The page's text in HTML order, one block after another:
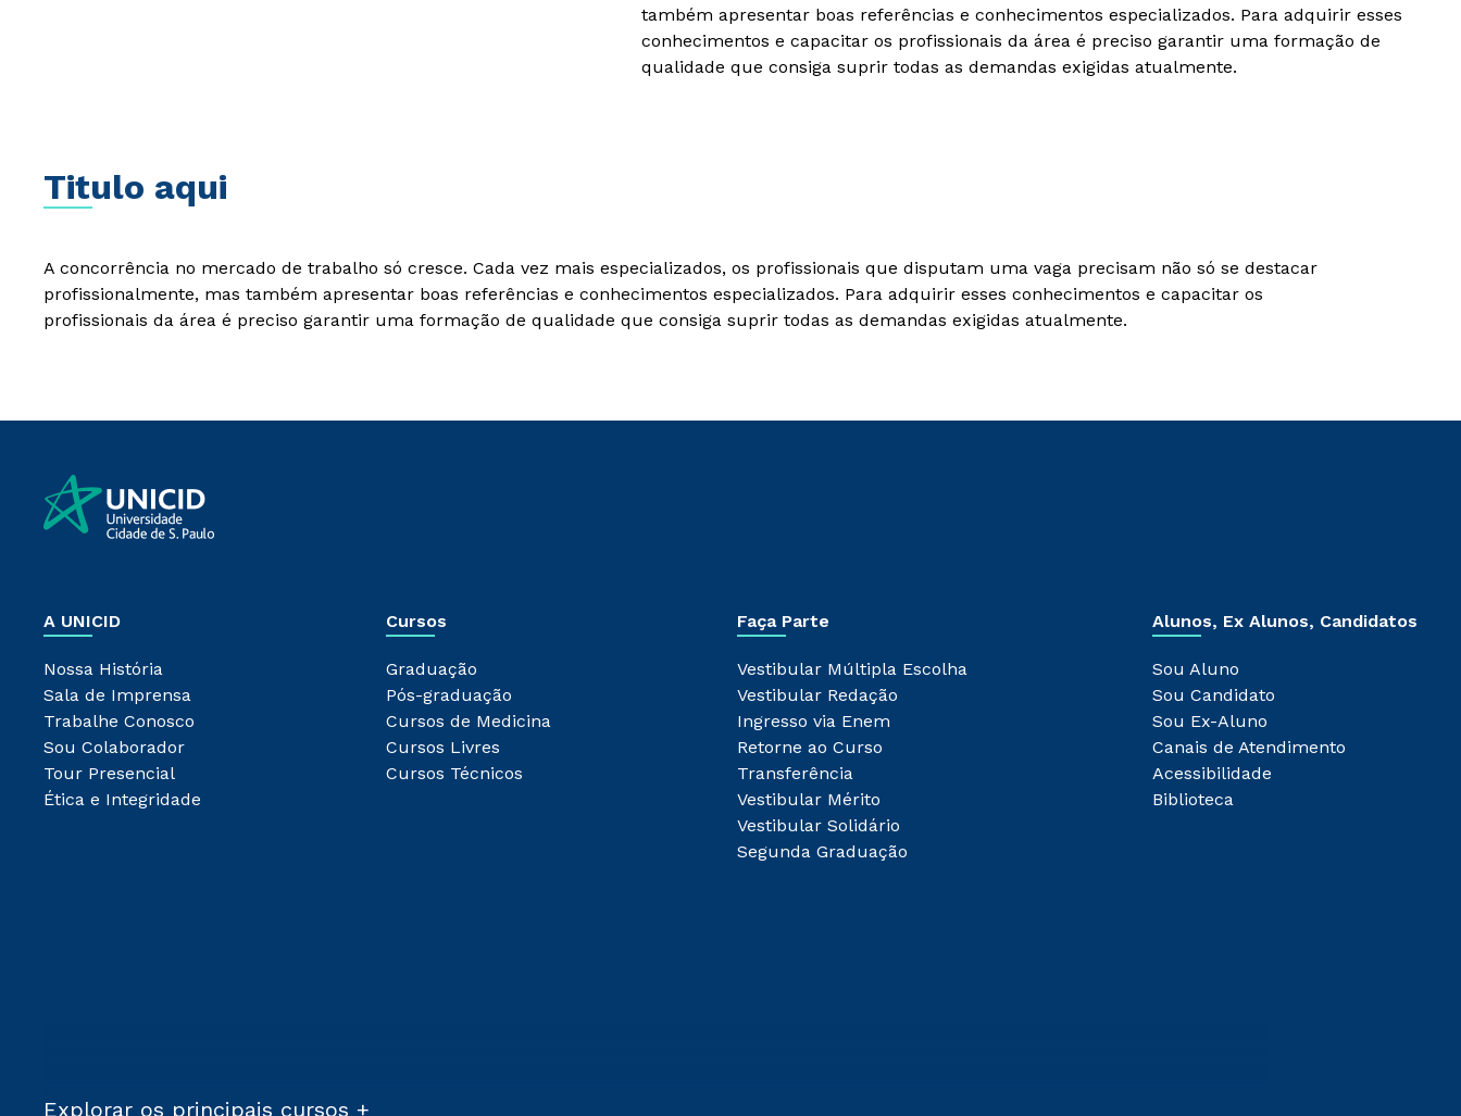
também apresentar boas referências e conhecimentos especializados. Para adquirir esses
conhecimentos e capacitar os profissionais da área é preciso garantir uma formação de
qualidade que consiga suprir todas as demandas exigidas atualmente.
Titulo aqui
A concorrência no mercado de trabalho só cresce. Cada vez mais especializados, os profissionais que disputam uma vaga precisam não só se destacar
profissionalmente, mas também apresentar boas referências e conhecimentos especializados. Para adquirir esses conhecimentos e capacitar os
profissionais da área é preciso garantir uma formação de qualidade que consiga suprir todas as demandas exigidas atualmente.
A UNICID
Nossa História
Sala de Imprensa
Trabalhe Conosco
Sou Colaborador
Tour Presencial
Ética e Integridade
Cursos
Graduação
Pós-graduação
Cursos de Medicina
Cursos Livres
Cursos Técnicos
Faça Parte
Vestibular Múltipla Escolha
Vestibular Redação
Ingresso via Enem
Retorne ao Curso
Transferência
Vestibular Mérito
Vestibular Solidário
Segunda Graduação
Alunos, Ex Alunos, Candidatos
Sou Aluno
Sou Candidato
Sou Ex-Aluno
Canais de Atendimento
Acessibilidade
Biblioteca
Explorar os principais cursos +